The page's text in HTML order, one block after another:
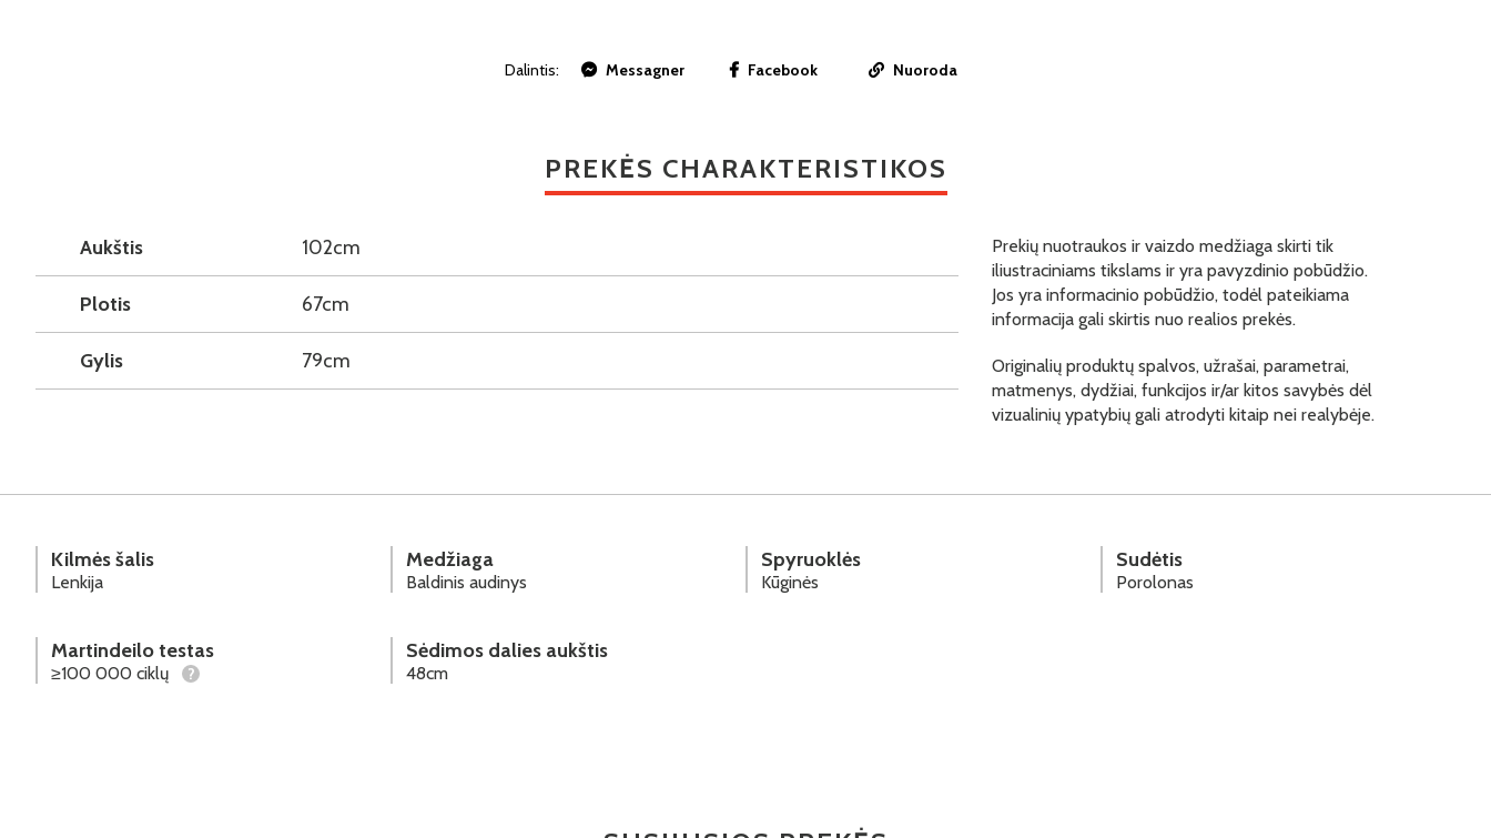
Dalintis: Messagner Facebook Nuoroda
PREKĖS CHARAKTERISTIKOS
Aukštis 102cm
Plotis 67cm
Gylis 79cm
Prekių nuotraukos ir vaizdo medžiaga skirti tik
iliustraciniams tikslams ir yra pavyzdinio pobūdžio.
Jos yra informacinio pobūdžio, todėl pateikiama
informacija gali skirtis nuo realios prekės.
Originalių produktų spalvos, užrašai, parametrai,
matmenys, dydžiai, funkcijos ir/ar kitos savybės dėl
vizualinių ypatybių gali atrodyti kitaip nei realybėje.
Kilmės šalis
Lenkija
Medžiaga
Baldinis audinys
Spyruoklės
Kūginės
Sudėtis
Porolonas
Martindeilo testas
≥100 000 ciklų ?
Sėdimos dalies aukštis
48cm